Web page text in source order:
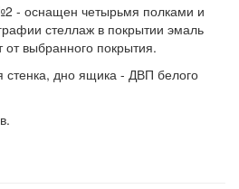
- оснащен четырьмя полками и
стеллаж в покрытии эмаль
от выбранного покрытия.
стенка, дно ящика - ДВП белого